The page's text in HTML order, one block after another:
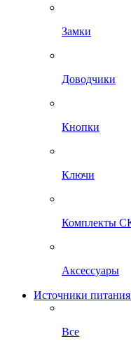
Замки
Доводчики
Кнопки
Ключи
Комплекты
Аксессуары
Источники питания
Все